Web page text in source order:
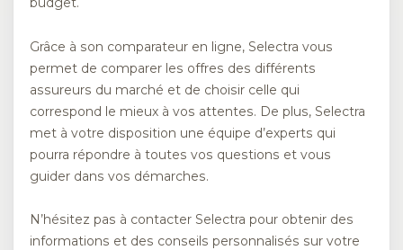
Grâce à son comparateur en ligne, Selectra vous
permet de comparer les offres des différents
assureurs du marché et de choisir celle qui
correspond le mieux à vos attentes. De plus, Selectra
met à votre disposition une équipe d’experts qui
pourra répondre à toutes vos questions et vous
guider dans vos démarches.
N’hésitez pas à contacter Selectra pour obtenir des
informations et des conseils personnalisés sur votre